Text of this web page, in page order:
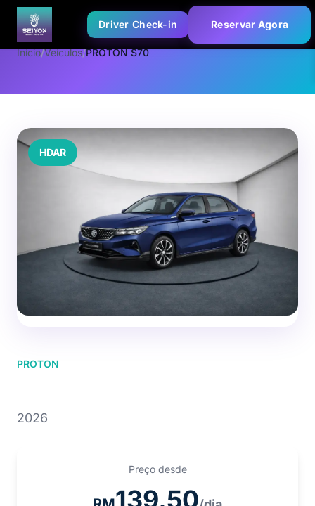
Driver Check-in Reservar Agora
Início/Veículos/PROTON S70
HDAR
PROTON
2026
Preço desde
139.50